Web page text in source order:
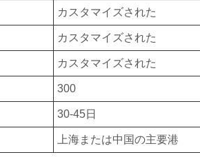
カスタマイズされた
カスタマイズされた
カスタマイズされた
300
30-45日
上海または中国の主要港